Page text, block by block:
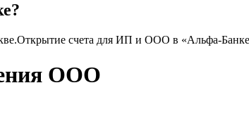
Открытие счета для ИП и ООО в «Альфа-
ООО